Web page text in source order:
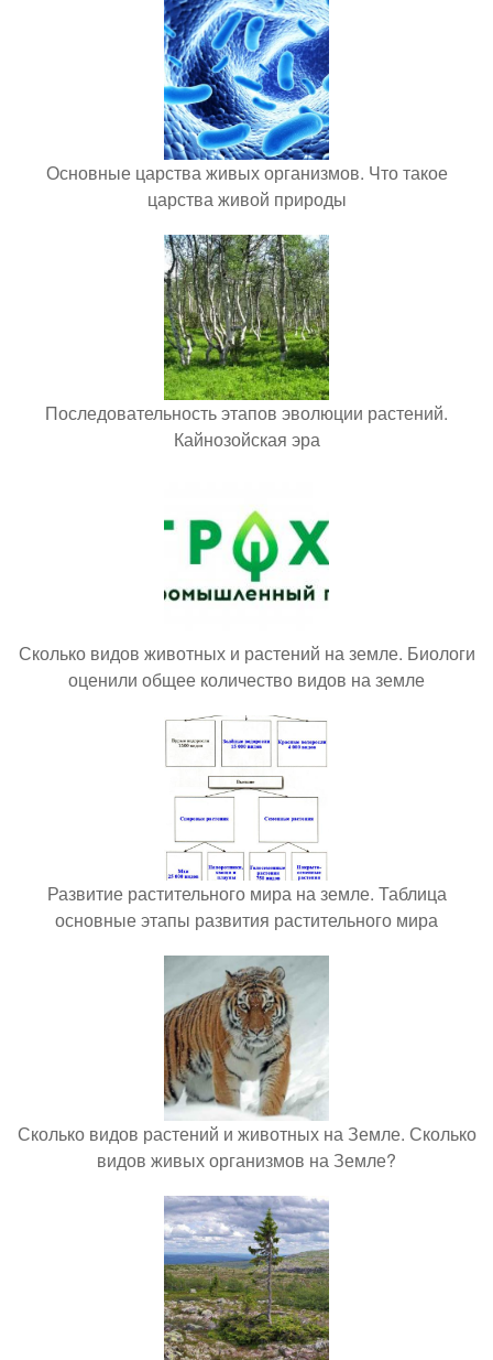
Основные царства живых организмов. Что такое
царства живой природы
Последовательность этапов эволюции растений.
Кайнозойская эра
Сколько видов животных и растений на земле. Биологи
оценили общее количество видов на земле
Развитие растительного мира на земле. Таблица
основные этапы развития растительного мира
Сколько видов растений и животных на Земле. Сколько
видов живых организмов на Земле?